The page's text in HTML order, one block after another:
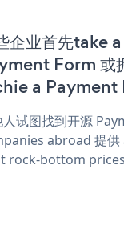
企业首先take
Form 或
a Payment
人试图找到开源
abroad 提
rock-bottom prices